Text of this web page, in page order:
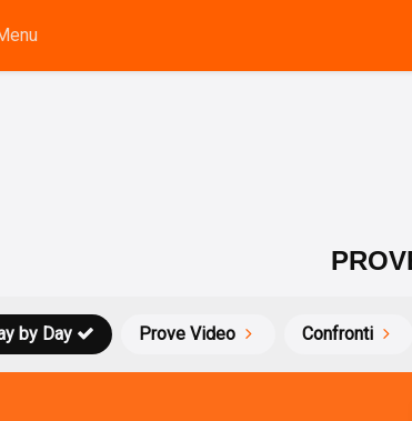
Prove Video Confronti
by Day